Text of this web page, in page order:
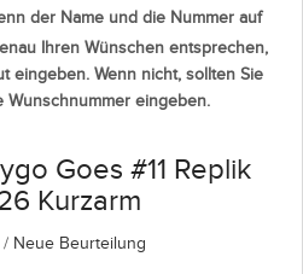
der Name und die Nummer auf
Ihren Wünschen entsprechen,
eingeben. Wenn nicht, sollten Sie
Wunschnummer eingeben.
Goes #11 Replik
Kurzarm
/ Neue Beurteilung